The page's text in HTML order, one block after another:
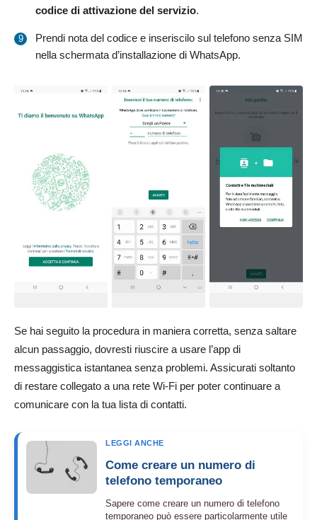
codice di attivazione del servizio.
Prendi nota del codice e inseriscilo sul telefono senza SIM
nella schermata d’installazione di WhatsApp.
Se hai seguito la procedura in maniera corretta, senza saltare
alcun passaggio, dovresti riuscire a usare l’app di
messaggistica istantanea senza problemi. Assicurati soltanto
di restare collegato a una rete Wi-Fi per poter continuare a
comunicare con la tua lista di contatti.
LEGGI ANCHE
Come creare un numero di
telefono temporaneo
Sapere come creare un numero di telefono
temporaneo può essere particolarmente utile